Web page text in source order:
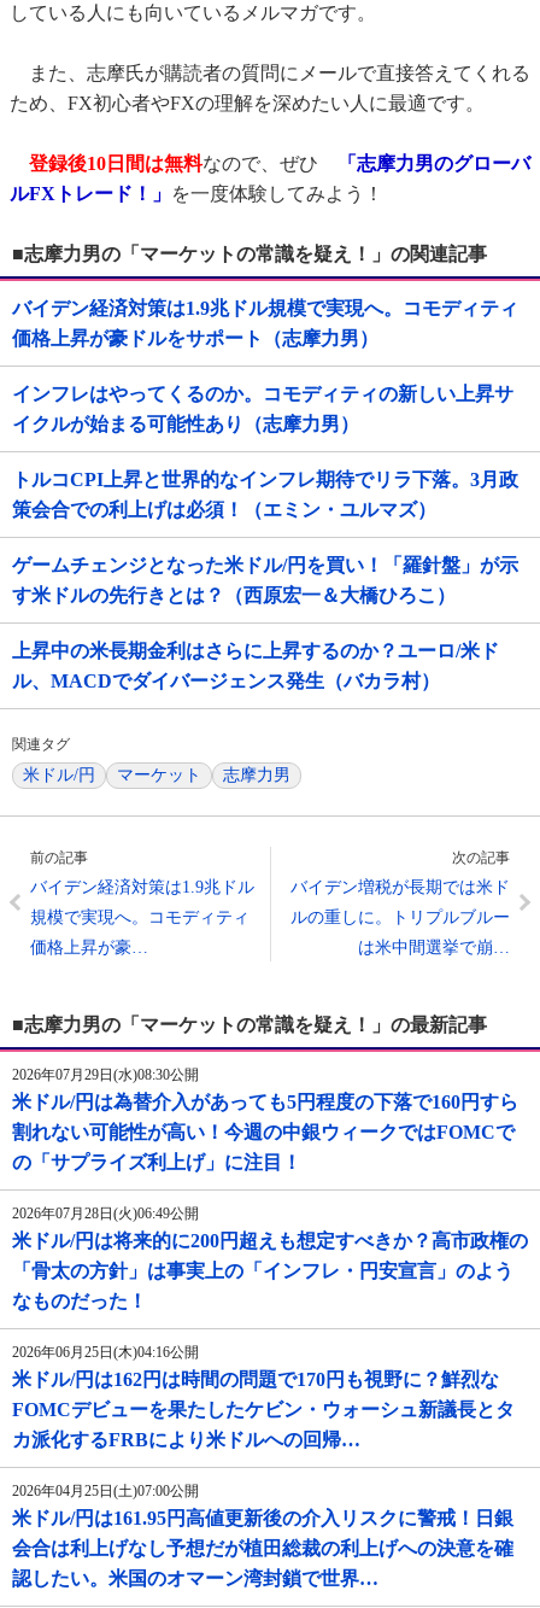
している人にも向いているメルマガです。
また、志摩氏が購読者の質問にメールで直接答えてくれる
ため、FX初心者やFXの理解を深めたい人に最適です。
登録後10日間は無料なので、ぜひ
「志摩力男のグローバ
ルFXトレード！」 を一度体験してみよう！
■志摩力男の「マーケットの常識を疑え！」の関連記事
バイデン経済対策は1.9兆ドル規模で実現へ。コモディティ
価格上昇が豪ドルをサポート（志摩力男）
インフレはやってくるのか。コモディティの新しい上昇サ
イクルが始まる可能性あり（志摩力男）
トルコCPI上昇と世界的なインフレ期待でリラ下落。3月政
策会合での利上げは必須！（エミン・ユルマズ）
ゲームチェンジとなった米ドル/円を買い！「羅針盤」が示
す米ドルの先行きとは？（西原宏一＆大橋ひろこ）
上昇中の米長期金利はさらに上昇するのか？ユーロ/米ド
ル、MACDでダイバージェンス発生（バカラ村）
関連タグ
米ドル/円 マーケット 志摩力男
前の記事
バイデン経済対策は1.9兆ドル
規模で実現へ。コモディティ
価格上昇が豪…
次の記事
バイデン増税が長期では米ド
ルの重しに。トリプルブルー
は米中間選挙で崩…
■志摩力男の「マーケットの常識を疑え！」の最新記事
2026年07月29日(水)08:30公開
米ドル/円は為替介入があっても5円程度の下落で160円すら
割れない可能性が高い！今週の中銀ウィークではFOMCで
の「サプライズ利上げ」に注目！
2026年07月28日(火)06:49公開
米ドル/円は将来的に200円超えも想定すべきか？高市政権の
「骨太の方針」は事実上の「インフレ・円安宣言」のよう
なものだった！
2026年06月25日(木)04:16公開
米ドル/円は162円は時間の問題で170円も視野に？鮮烈な
FOMCデビューを果たしたケビン・ウォーシュ新議長とタ
カ派化するFRBにより米ドルへの回帰…
2026年04月25日(土)07:00公開
米ドル/円は161.95円高値更新後の介入リスクに警戒！日銀
会合は利上げなし予想だが植田総裁の利上げへの決意を確
認したい。米国のオマーン湾封鎖で世界…